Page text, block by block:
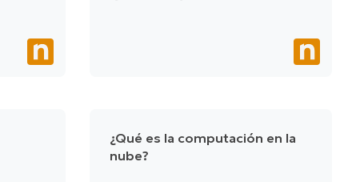
¿Qué es la computación en la
nube?